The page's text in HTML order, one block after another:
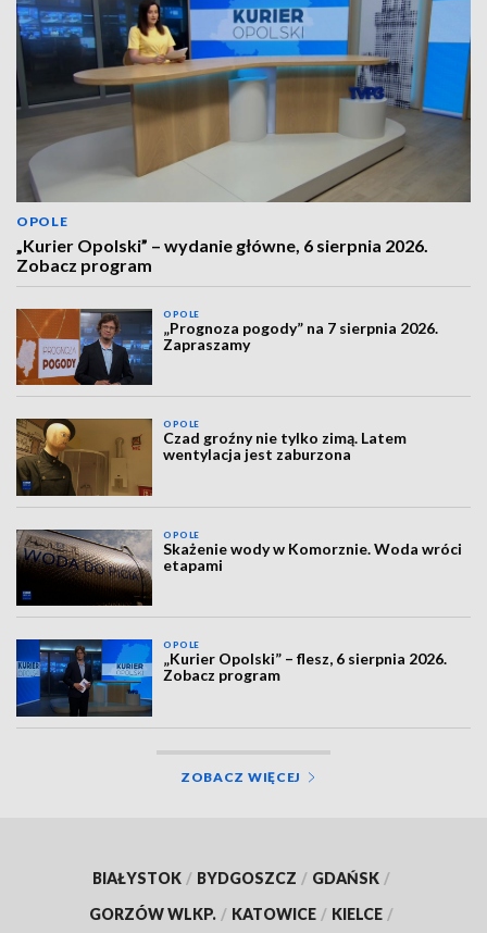
OPOLE
„Kurier Opolski” – wydanie główne, 6 sierpnia 2026.
Zobacz program
OPOLE
„Prognoza pogody” na 7 sierpnia 2026.
Zapraszamy
OPOLE
Czad groźny nie tylko zimą. Latem
wentylacja jest zaburzona
OPOLE
Skażenie wody w Komorznie. Woda wróci
etapami
OPOLE
„Kurier Opolski” – flesz, 6 sierpnia 2026.
Zobacz program
ZOBACZ WIĘCEJ
BIAŁYSTOK / BYDGOSZCZ / GDAŃSK /
GORZÓW WLKP. / KATOWICE / KIELCE /